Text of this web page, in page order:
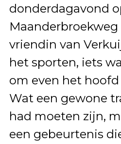
donderdagavond
Maanderbroekweg
vriendin van
het sporten, iets
om even het
Wat een gewone
had moeten zijn,
een gebeurtenis